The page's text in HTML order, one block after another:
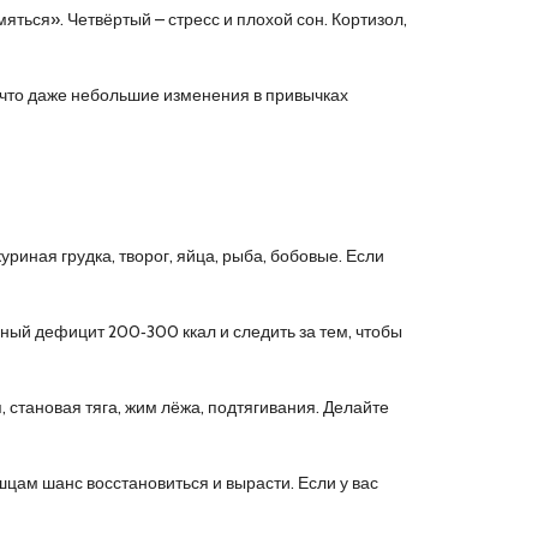
Четвёртый – стресс и плохой сон. Кортизол,
даже небольшие изменения в привычках
грудка, творог, яйца, рыба, бобовые. Если
дефицит 200‑300 ккал и следить за тем, чтобы
тяга, жим лёжа, подтягивания. Делайте
шанс восстановиться и вырасти. Если у вас